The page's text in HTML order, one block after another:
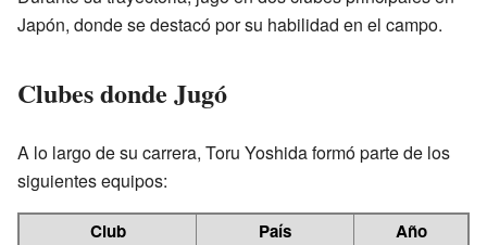
Japón, donde se destacó por su habilidad en el campo.
Clubes donde Jugó
A lo largo de su carrera, Toru Yoshida formó parte de los
siguientes equipos:
Club País Año